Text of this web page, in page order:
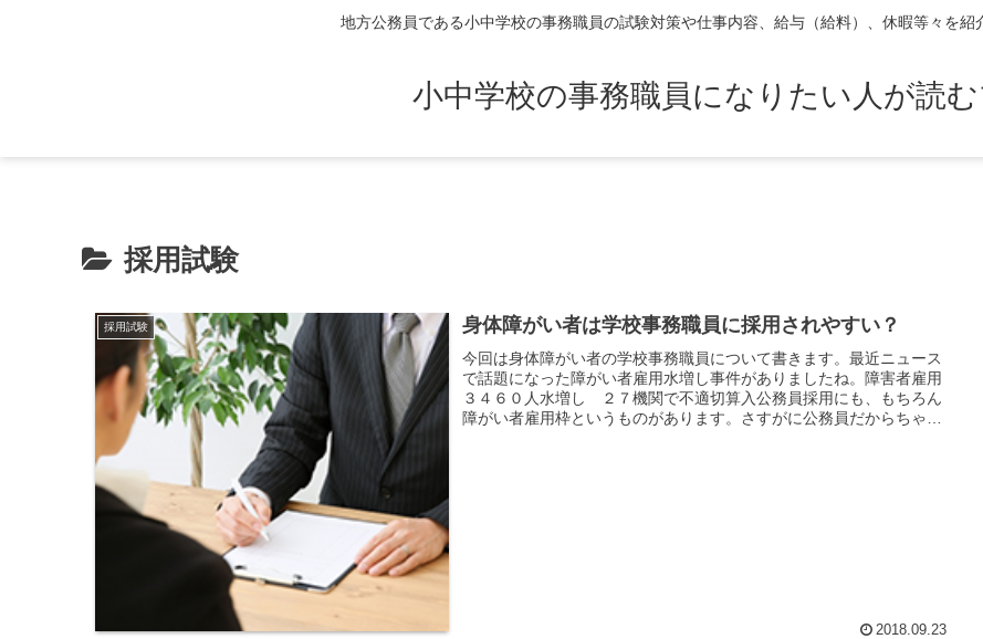
地方公務員である小中学校の事務職員の試験対策や仕事内容、給与（給料）、休暇等々を紹
小中学校の事務職員になりたい人が読
採用試験
採用試験 身体障がい者は学校事務職員に採用されやすい？
今回は身体障がい者の学校事務職員について書きます。最近ニュース
で話題になった障がい者雇用水増し事件がありましたね。障害者雇用
３４６０人水増し ２７機関で不適切算入公務員採用にも、もちろん
障がい者雇用枠というものがあります。さすがに公務員だからちゃん
2018.09.23